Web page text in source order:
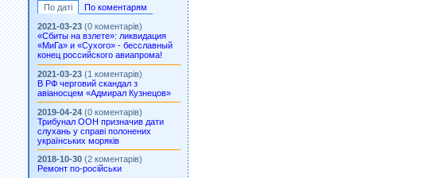
По даті
По коментарям
2021-03-23 (0 коментарів)
«Сбиты на взлете»: ликвидация
«МиГа» и «Сухого» - бесславный
конец российского авиапрома!
2021-03-23 (1 коментарів)
В РФ черговий скандал з
авіаносцем «Адмирал Кузнецов»
2019-04-24 (0 коментарів)
Трибунал ООН призначив дати
слухань у справі полонених
українських моряків
2018-10-30 (2 коментарів)
Ремонт по-російськи